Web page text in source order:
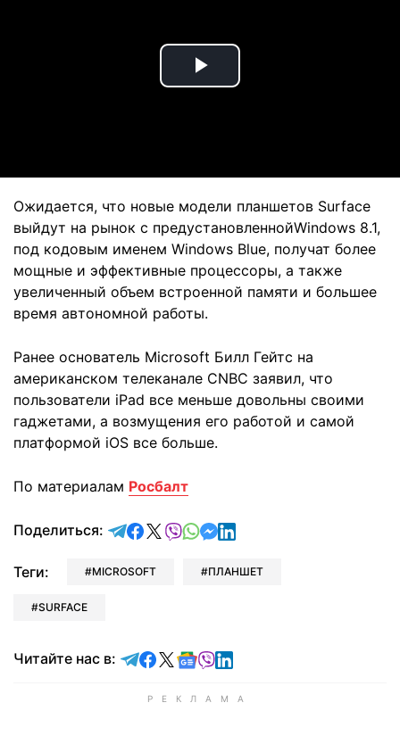
Play
Ожидается, что новые модели планшетов Surface
выйдут на рынок с предустановленнойWindows 8.1,
под кодовым именем Windows Blue, получат более
мощные и эффективные процессоры, а также
увеличенный объем встроенной памяти и большее
время автономной работы.
Ранее основатель Microsoft Билл Гейтс на
американском телеканале CNBC заявил, что
пользователи iPad все меньше довольны своими
гаджетами, а возмущения его работой и самой
платформой iOS все больше.
По материалам Росбалт
Поделиться: отправить в Telegram
поделиться в Facebook
поделиться в X
отправить в Viber
отправить в Whatsapp
отправить в Messenger
отправить в LinkedIn
Теги: MICROSOFT ПЛАНШЕТ
SURFACE
Читайте нас в: Читайте в Telegram
Читайте в Facebook
Читайте в X
Читайте в Google news
Читайте в Viber
Читайте в LinkedIn